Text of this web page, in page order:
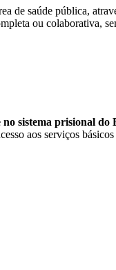
de saúde pública,
ou colaborativa,
sistema prisional do
aos serviços básicos